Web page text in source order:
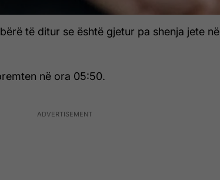
të ditur se është gjetur pa shenja jete në
në ora 05:50.